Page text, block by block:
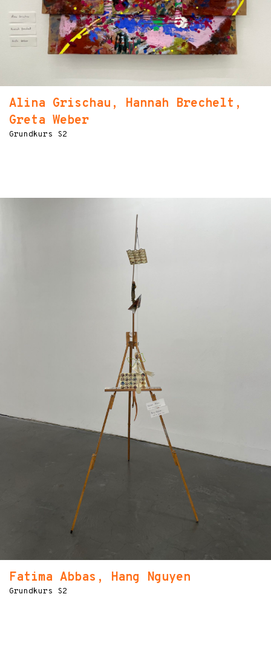
Alina Grischau, Hannah Brechelt,
Greta Weber
Grundkurs S2
Fatima Abbas, Hang Nguyen
Grundkurs S2